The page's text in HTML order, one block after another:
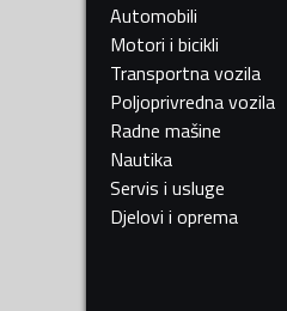
Automobili
Motori i bicikli
Transportna vozila
Poljoprivredna vozila
Radne mašine
Nautika
Servis i usluge
Djelovi i oprema